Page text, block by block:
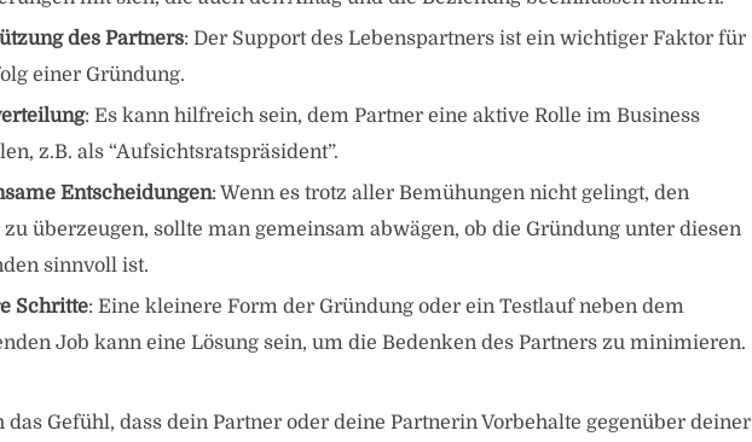
des Partners: Der Support des Lebenspartners ist ein wichtiger Faktor für
einer Gründung.
: Es kann hilfreich sein, dem Partner eine aktive Rolle im Business
z.B. als “Aufsichtsratspräsident”.
Entscheidungen: Wenn es trotz aller Bemühungen nicht gelingt, den
zu überzeugen, sollte man gemeinsam abwägen, ob die Gründung unter diesen
sinnvoll ist.
Schritte: Eine kleinere Form der Gründung oder ein Testlauf neben dem
Job kann eine Lösung sein, um die Bedenken des Partners zu minimieren.
das Gefühl, dass dein Partner oder deine Partnerin Vorbehalte gegenüber deiner